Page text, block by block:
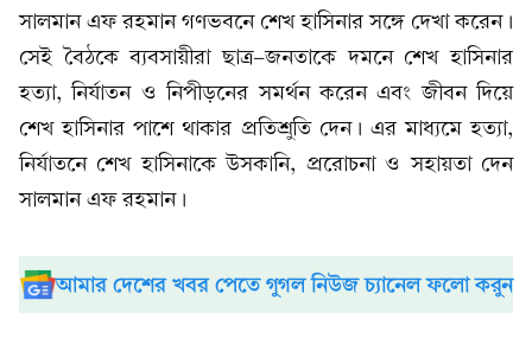
সালমান এফ রহমান গণভবনে শেখ হাসিনার সঙ্গে দেখা করেন।
সেই বৈঠকে ব্যবসায়ীরা ছাত্র-জনতাকে দমনে শেখ হাসিনার
হত্যা, নির্যাতন ও নিপীড়নের সমর্থন করেন এবং জীবন দিয়ে
শেখ হাসিনার পাশে থাকার প্রতিশ্রুতি দেন। এর মাধ্যমে হত্যা,
নির্যাতনে শেখ হাসিনাকে উসকানি, প্ররোচনা ও সহায়তা দেন
সালমান এফ রহমান।
আমার দেশের খবর পেতে গুগল নিউজ চ্যানেল ফলো করুন